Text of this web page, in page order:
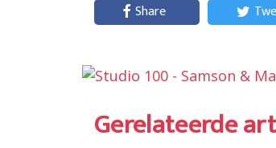
Share
Gerelateerde